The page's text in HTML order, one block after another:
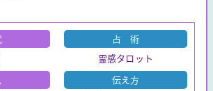
占 術
霊感タロット
伝え方